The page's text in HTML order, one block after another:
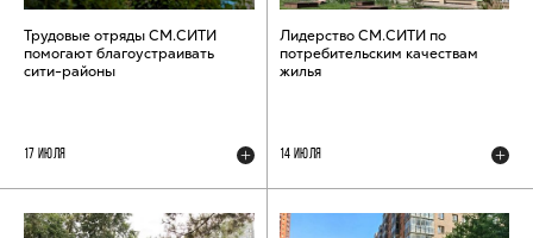
Трудовые отряды СМ.СИТИ
помогают благоустраивать
сити-районы
17 ИЮЛЯ
Лидерство СМ.СИТИ по
потребительским качествам
жилья
14 ИЮЛЯ